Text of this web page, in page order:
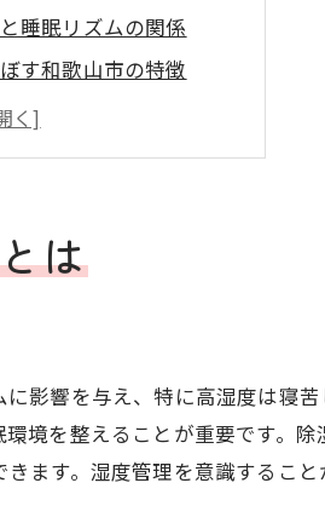
睡眠リズムの関係
す和歌山市の特徴
環境へ与える影響
眠のヒントとは
山市の睡眠対策
の気象活用術
環境の最適化方法
寝具選びのコツ
は
影響を与え、特に高湿度は寝
境を整えることが重要です。
ます。湿度管理を意識すること